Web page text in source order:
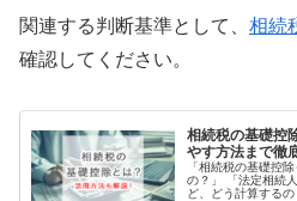
関連する判断基準として、 相続
確認してください。
相続税の基礎控
やす方法まで徹
「相続税の基礎控
の？」 「法定相続
ど、どう計算する